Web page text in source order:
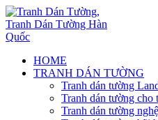
HOME
TRANH DÁN TƯỜNG
Tranh dán tường
Tranh dán tường cho
Tranh dán tường